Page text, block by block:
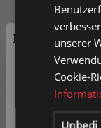
Artikel-Nr.
Privatkunden
werden.
unserer
Cookie-
Unbedi